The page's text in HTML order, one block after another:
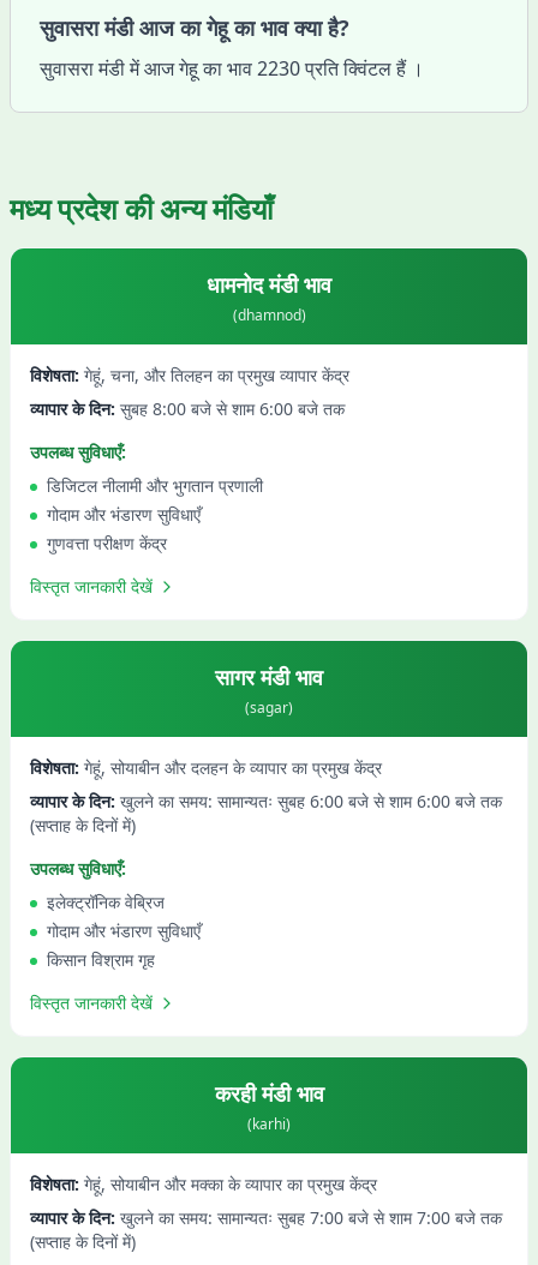
सुवासरा मंडी आज का गेहू का भाव क्या है?
सुवासरा मंडी में आज गेहू का भाव 2230 प्रति क्विंटल हैं ।
मध्य प्रदेशकी अन्य मंडियाँ
धामनोदमंडी भाव
(dhamnod)
विशेषता: गेहूं, चना, और तिलहन का प्रमुख व्यापार केंद्र
व्यापार के दिन: सुबह 8:00 बजे से शाम 6:00 बजे तक
उपलब्ध सुविधाएँ:
डिजिटल नीलामी और भुगतान प्रणाली
गोदाम और भंडारण सुविधाएँ
गुणवत्ता परीक्षण केंद्र
विस्तृत जानकारी देखें
सागरमंडी भाव
(sagar)
विशेषता: गेहूं, सोयाबीन और दलहन के व्यापार का प्रमुख केंद्र
व्यापार के दिन: खुलने का समय: सामान्यतः सुबह 6:00 बजे से शाम 6:00 बजे तक
(सप्ताह के दिनों में)
उपलब्ध सुविधाएँ:
इलेक्ट्रॉनिक वेब्रिज
गोदाम और भंडारण सुविधाएँ
किसान विश्राम गृह
विस्तृत जानकारी देखें
करहीमंडी भाव
(karhi)
विशेषता: गेहूं, सोयाबीन और मक्का के व्यापार का प्रमुख केंद्र
व्यापार के दिन: खुलने का समय: सामान्यतः सुबह 7:00 बजे से शाम 7:00 बजे तक
(सप्ताह के दिनों में)